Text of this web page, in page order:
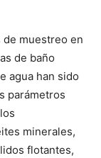
de muestreo en
de baño
agua han sido
parámetros
minerales,
flotantes,